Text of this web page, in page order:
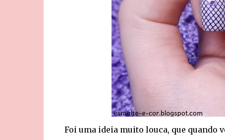
Foi uma ideia muito louca, que quando